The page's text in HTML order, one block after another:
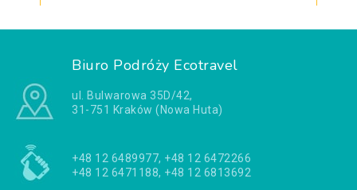
Biuro Podróży Ecotravel
ul. Bulwarowa 35D/42,
31-751 Kraków (Nowa Huta)
+48 12 6489977, +48 12 6472266
+48 12 6471188, +48 12 6813692